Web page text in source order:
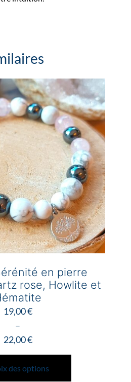
en pierre
rose, Howlite et
19,00€
–
22,00€
Plage
de
des options
Ce